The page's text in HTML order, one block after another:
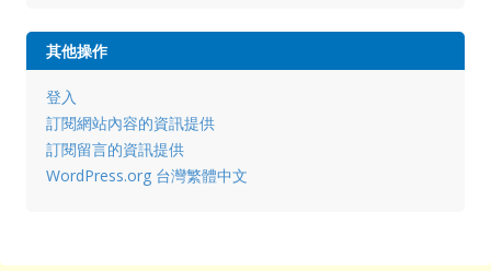
其他操作
登入
訂閱網站內容的資訊提供
訂閱留言的資訊提供
WordPress.org 台灣繁體中文